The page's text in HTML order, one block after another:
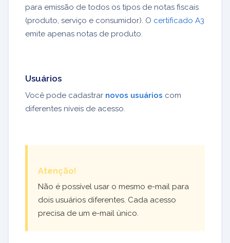
para emissão de todos os tipos de notas fiscais
(produto, serviço e consumidor). O certificado A3
emite apenas notas de produto.
Usuários
Você pode cadastrar novos usuários com
diferentes níveis de acesso.
Atenção!
Não é possível usar o mesmo e-mail para
dois usuários diferentes. Cada acesso
precisa de um e-mail único.